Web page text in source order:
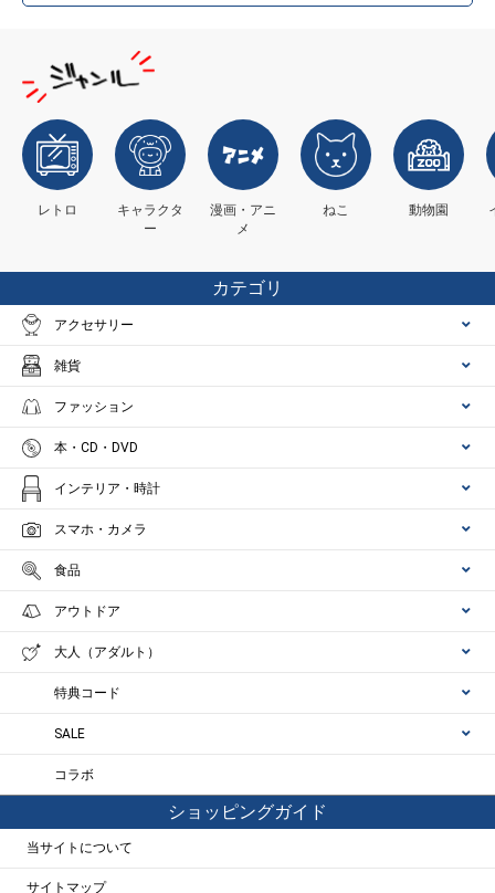
レトロ
キャラクタ
ー
漫画・アニ
メ
ねこ 動物園
カテゴリ
アクセサリー
雑貨
ファッション
本・CD・DVD
インテリア・時計
スマホ・カメラ
食品
アウトドア
大人（アダルト）
特典コード
SALE
コラボ
ショッピングガイド
当サイトについて
サイトマップ